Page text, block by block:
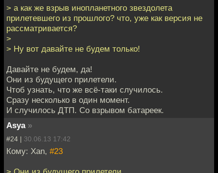
> а как же взрыв инопланетного звездолета
прилетевшего из прошлого? что, уже как версия не
рассматривается?
>
> Ну вот давайте не будем только!
Давайте не будем, да!
Они из будущего прилетели.
Чтоб узнать, что же всё-таки случилось.
Сразу несколько в один момент.
И случилось ДТП. Со взрывом батареек.
Asya »
#24 | 30.06.13 17:42
Кому: Xan, #23